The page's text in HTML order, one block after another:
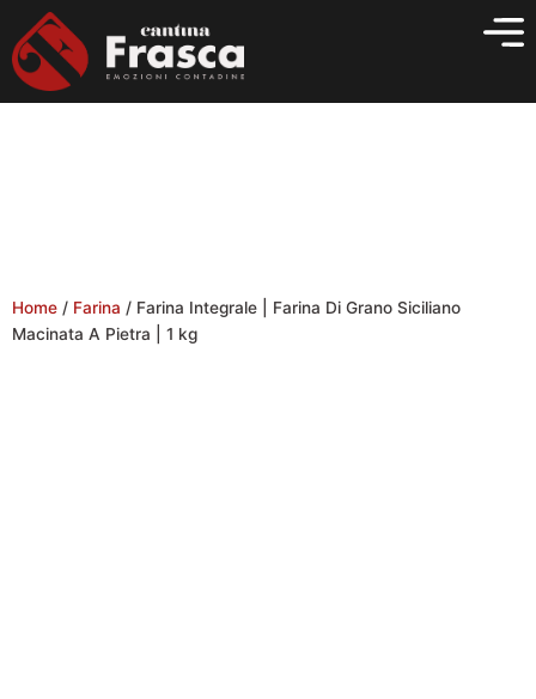
contenuto
Home / Farina / Farina Integrale | Farina Di Grano Siciliano
Macinata A Pietra | 1 kg